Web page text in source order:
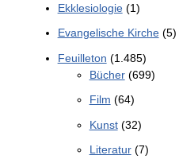
Ekklesiologie(1)
Evangelische Kirche(5)
Feuilleton (1.485)
Bücher(699)
Film (64)
Kunst(32)
Literatur(7)